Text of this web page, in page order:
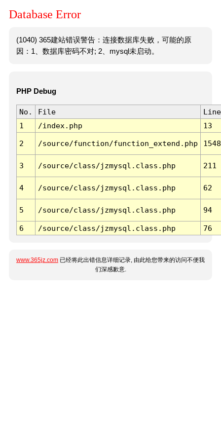
Database Error
(1040) 365建站错误警告：连接数据库失败，可能的原
因：1、数据库密码不对; 2、mysql未启动。
PHP Debug
No. File
Line
1
/index.php 13
2 /source/function/function_extend.php 1548
3 /source/class/jzmysql.class.php 211
4 /source/class/jzmysql.class.php 62
5 /source/class/jzmysql.class.php 94
6 /source/class/jzmysql.class.php 76
www.365jz.com 已经将此出错信息详细记录, 由此给您带来的访问不便我
们深感歉意.